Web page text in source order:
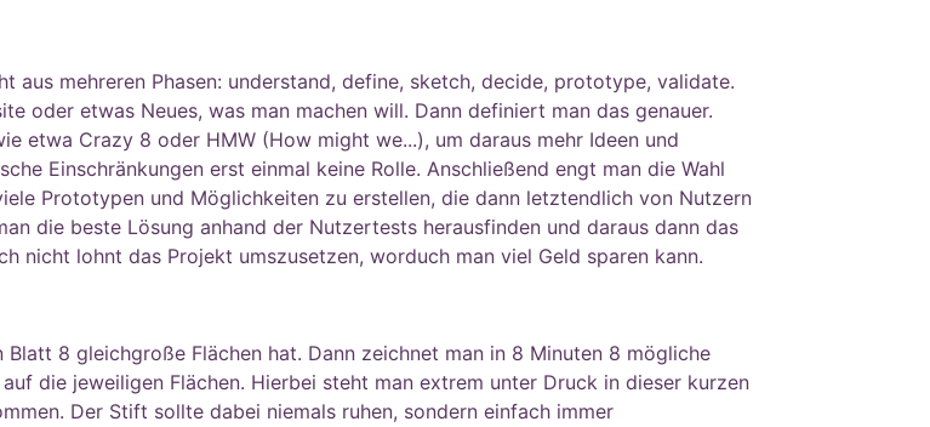
aus mehreren Phasen: understand, define, sketch, decide, prototype, validate.
oder etwas Neues, was man machen will. Dann definiert man das genauer.
etwa Crazy 8 oder HMW (How might we...), um daraus mehr Ideen und
Einschränkungen erst einmal keine Rolle. Anschließend engt man die Wahl
Prototypen und Möglichkeiten zu erstellen, die dann letztendlich von Nutzern
die beste Lösung anhand der Nutzertests herausfinden und daraus dann das
nicht lohnt das Projekt umszusetzen, worduch man viel Geld sparen kann.
8 gleichgroße Flächen hat. Dann zeichnet man in 8 Minuten 8 mögliche
die jeweiligen Flächen. Hierbei steht man extrem unter Druck in dieser kurzen
Der Stift sollte dabei niemals ruhen, sondern einfach immer